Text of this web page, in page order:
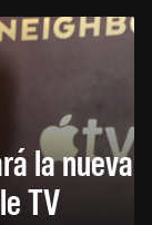
la nueva
TV